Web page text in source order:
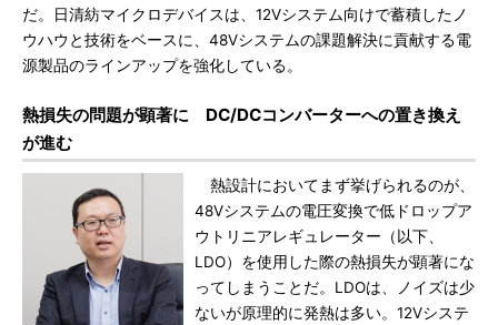
だ。日清紡マイクロデバイスは、12Vシステム向けで蓄積したノ
ウハウと技術をベースに、48Vシステムの課題解決に貢献する電
源製品のラインアップを強化している。
熱損失の問題が顕著に DC/DCコンバーターへの置き換え
が進む
熱設計においてまず挙げられるのが、
48Vシステムの電圧変換で低ドロップア
ウトリニアレギュレーター（以下、
LDO）を使用した際の熱損失が顕著にな
ってしまうことだ。LDOは、ノイズは少
ないが原理的に発熱は多い。12Vシステ